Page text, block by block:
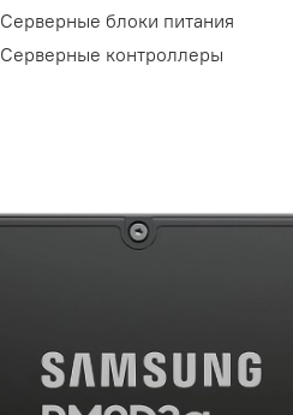
Серверные блоки питания
Серверные контроллеры